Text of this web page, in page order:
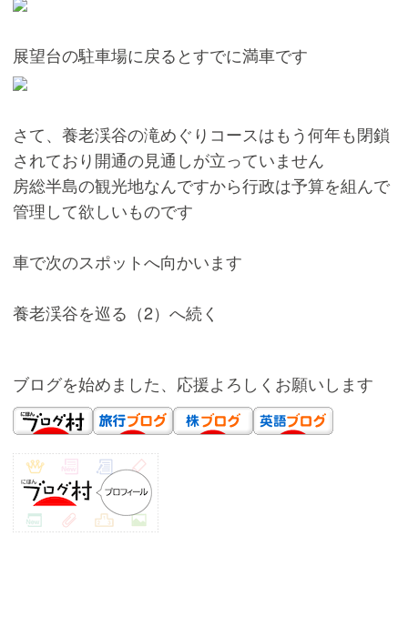
展望台の駐車場に戻るとすでに満車です
さて、養老渓谷の滝めぐりコースはもう何年も閉鎖
されており開通の見通しが立っていません
房総半島の観光地なんですから行政は予算を組んで
管理して欲しいものです
車で次のスポットへ向かいます
養老渓谷を巡る（2）へ続く
ブログを始めました、応援よろしくお願いします